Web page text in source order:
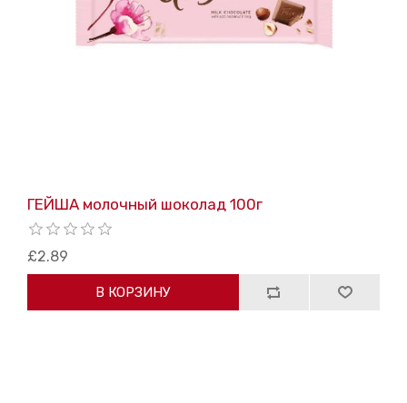
ГЕЙША молочный шоколад 100г
£2.89
В КОРЗИНУ